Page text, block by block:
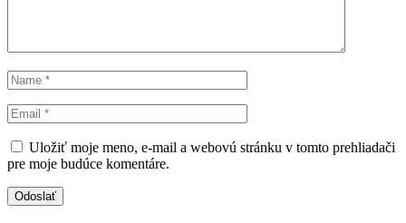
Uložiť moje meno, e-mail a webovú stránku v tomto prehliadači
pre moje budúce komentáre.
Odoslať